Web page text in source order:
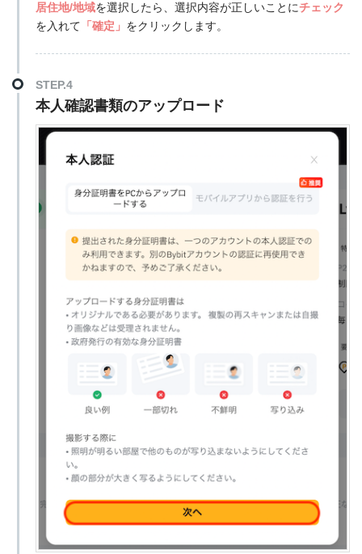
居住地/地域を選択したら、選択内容が正しいことにチェック
を入れて 「確定」 をクリックします。
STEP.4
本人確認書類のアップロード